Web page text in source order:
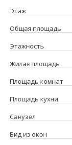
Этаж
Общая площадь
Этажность
Жилая площадь
Площадь комнат
Площадь кухни
Санузел
Вид из окон